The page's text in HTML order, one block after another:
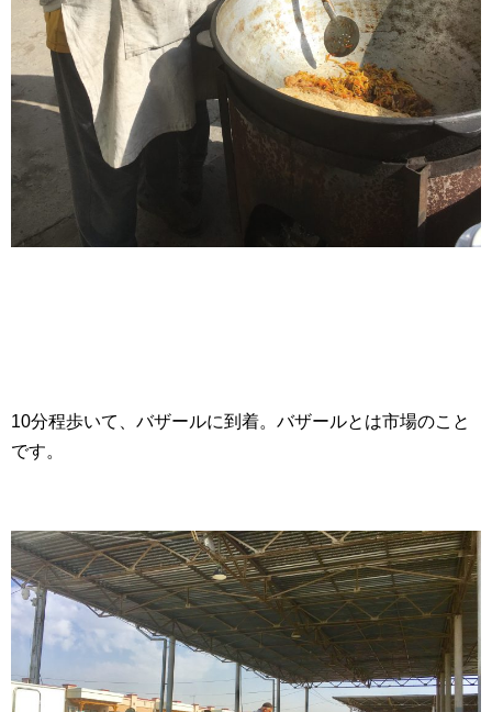
10分程歩いて、バザールに到着。バザールとは市場のこと
です。